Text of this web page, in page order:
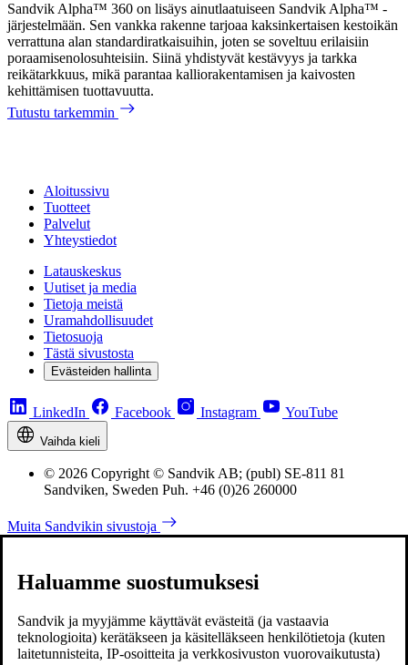
Sandvik Alpha™ 360 on lisäys ainutlaatuiseen Sandvik Alpha™ -
järjestelmään. Sen vankka rakenne tarjoaa kaksinkertaisen kestoikän
verrattuna alan standardiratkaisuihin, joten se soveltuu erilaisiin
poraamisenolosuhteisiin. Siinä yhdistyvät kestävyys ja tarkka
reikätarkkuus, mikä parantaa kalliorakentamisen ja kaivosten
kehittämisen tuottavuutta.
Tutustu tarkemmin
Aloitussivu
Tuotteet
Palvelut
Yhteystiedot
Latauskeskus
Uutiset ja media
Tietoja meistä
Uramahdollisuudet
Tietosuoja
Tästä sivustosta
Evästeiden hallinta
LinkedIn Facebook Instagram YouTube
Vaihda kieli
© 2026 Copyright © Sandvik AB; (publ) SE-811 81
Sandviken, Sweden Puh. +46 (0)26 260000
Muita Sandvikin sivustoja
Haluamme suostumuksesi
Sandvik ja myyjämme käyttävät evästeitä (ja vastaavia
teknologioita) kerätäkseen ja käsitelläkseen henkilötietoja (kuten
laitetunnisteita, IP-osoitteita ja verkkosivuston vuorovaikutusta)